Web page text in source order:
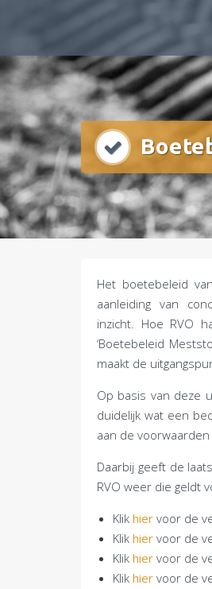
mestboete.nl
Het boetebeleid
aanleiding van
inzicht. Hoe RVO
‘Boetebeleid
maakt de
Op basis van deze
duidelijk wat een
aan de
Daarbij geeft de
RVO weer die geldt
Klik hier voor de
Klik hier voor de
Klik hier voor de
Klik hier voor de